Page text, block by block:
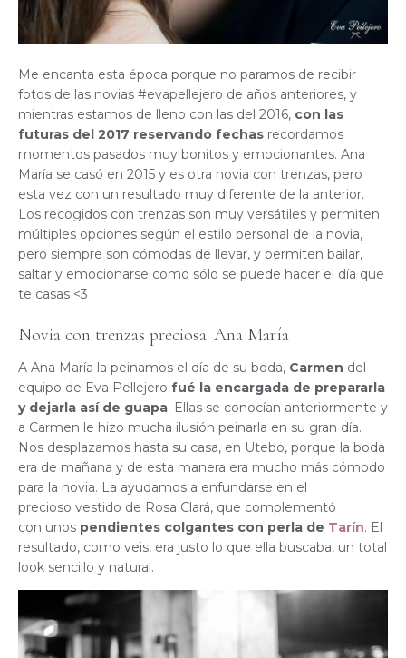
Me encanta esta época porque no paramos de recibir
fotos de las novias #evapellejero de años anteriores, y
mientras estamos de lleno con las del 2016, con las
futuras del 2017 reservando fechas recordamos
momentos pasados muy bonitos y emocionantes. Ana
María se casó en 2015 y es otra novia con trenzas, pero
esta vez con un resultado muy diferente de la anterior.
Los recogidos con trenzas son muy versátiles y permiten
múltiples opciones según el estilo personal de la novia,
pero siempre son cómodas de llevar, y permiten bailar,
saltar y emocionarse como sólo se puede hacer el día que
te casas <3
Novia con trenzas preciosa: Ana María
A Ana María la peinamos el día de su boda, Carmen del
equipo de Eva Pellejero fué la encargada de prepararla
y dejarla así de guapa. Ellas se conocían anteriormente y
a Carmen le hizo mucha ilusión peinarla en su gran día.
Nos desplazamos hasta su casa, en Utebo, porque la boda
era de mañana y de esta manera era mucho más cómodo
para la novia. La ayudamos a enfundarse en el
precioso vestido de Rosa Clará, que complementó
con unos pendientes colgantes con perla de Tarín. El
resultado, como veis, era justo lo que ella buscaba, un total
look sencillo y natural.